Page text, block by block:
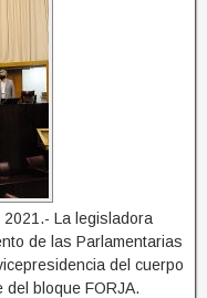
La legisladora
de las Parlamentarias
del cuerpo
bloque FORJA.